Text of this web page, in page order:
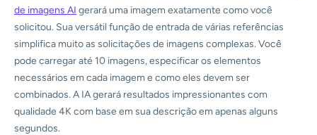
de imagens AI gerará uma imagem exatamente como você
solicitou. Sua versátil função de entrada de várias referências
simplifica muito as solicitações de imagens complexas. Você
pode carregar até 10 imagens, especificar os elementos
necessários em cada imagem e como eles devem ser
combinados. A IA gerará resultados impressionantes com
qualidade 4K com base em sua descrição em apenas alguns
segundos.